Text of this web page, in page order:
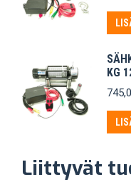
KG
Liittyvät